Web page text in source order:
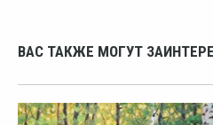
ВАС ТАКЖЕ МОГУТ